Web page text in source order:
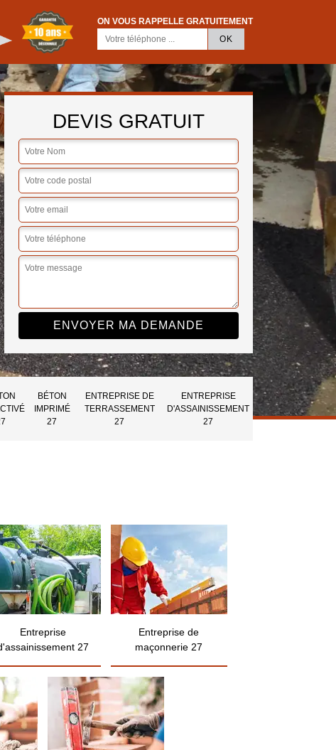
ON VOUS RAPPELLE GRATUITEMENT
DEVIS GRATUIT
BÉTON
IMPRIMÉ
27
ENTREPRISE DE
TERRASSEMENT
27
ENTREPRISE
D'ASSAINISSEMENT
27
Entreprise
27
Entreprise de
maçonnerie 27